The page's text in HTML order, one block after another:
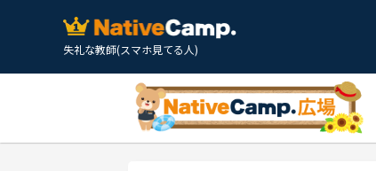
失礼な教師(スマホ見てる人)